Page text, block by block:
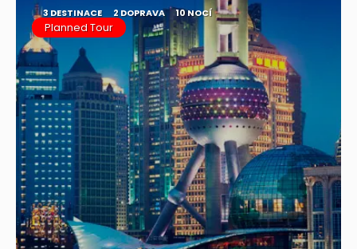
3 DESTINACE 2 DOPRAVA 10 NOCÍ
Planned Tour